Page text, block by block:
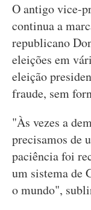
O antigo vice-
continua a
republicano
eleições em
eleição
fraude, sem
"Às vezes a
precisamos de
paciência foi
um sistema de
o mundo",